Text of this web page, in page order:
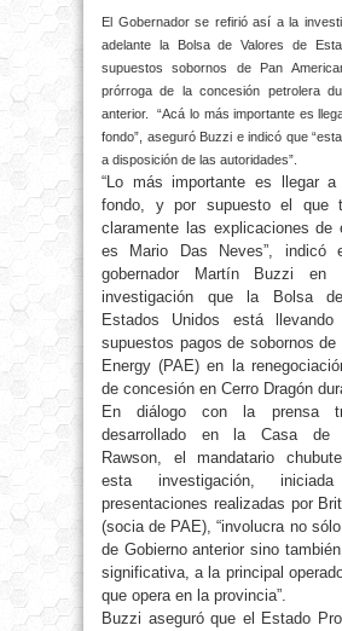
El Gobernador se refirió así a la
adelante la Bolsa de Valores de
supuestos sobornos de Pan
prórroga de la concesión petrolera
anterior. “Acá lo más importante es
fondo”, aseguró Buzzi e indicó que
a disposición de las autoridades”.
“Lo más importante es llegar
fondo, y por supuesto el que
claramente las explicaciones de
es Mario Das Neves”, indicó
gobernador Martín Buzzi
investigación que la Bolsa
Estados Unidos está llevando
supuestos pagos de sobornos de
Energy (PAE) en la
de concesión en Cerro Dragón
En diálogo con la prensa
desarrollado en la Casa de
Rawson, el mandatario
esta investigación,
presentaciones realizadas por
(socia de PAE), “involucra no
de Gobierno anterior sino
significativa, a la principal
que opera en la provincia”.
Buzzi aseguró que el Estado